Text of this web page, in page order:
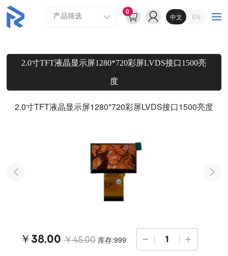
0
中文 EN
2.0寸TFT液晶显示屏1280*720彩屏LVDS接口1500亮
度
2.0寸TFT液晶显示屏1280*720彩屏LVDS接口1500亮度
￥38.00 ￥45.00 库存:999